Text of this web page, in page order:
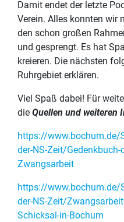
Damit endet der letzte
Verein. Alles konnten wir
den schon großen
und gesprengt. Es hat
kreieren. Die nächsten
Ruhrgebiet erklären.
Viel Spaß dabei! Für
die Quellen und weiteren
https://www.bochum.de/
der-NS-Zeit/Gedenkbuch-
Zwangsarbeit
https://www.bochum.de/
der-NS-Zeit/
Schicksal-in-Bochum